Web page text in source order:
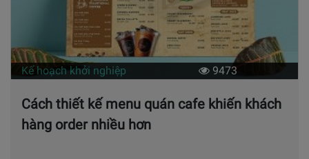
Kế hoạch khởi nghiệp 9473
Cách thiết kế menu quán cafe khiến khách
hàng order nhiều hơn